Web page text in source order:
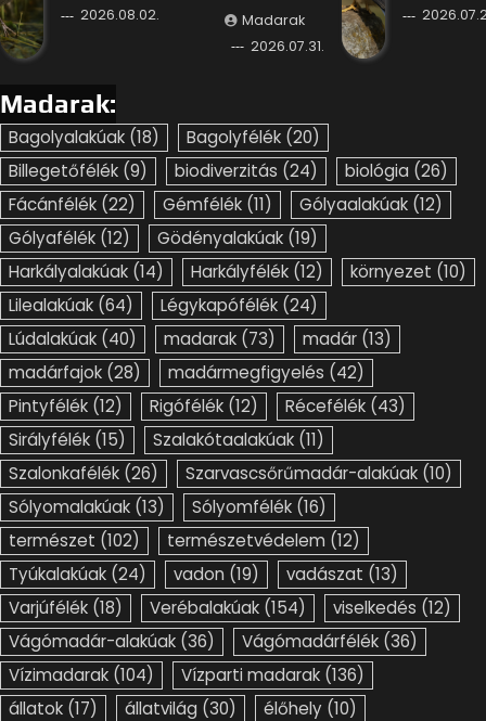
2026.08.02.
Madarak
2026.07.31.
Madarak:
Bagolyalakúak (18) Bagolyfélék (20)
Billegetőfélék (9) biodiverzitás (24) biológia (26)
Fácánfélék (22) Gémfélék (11) Gólyaalakúak (12)
Gólyafélék (12) Gödényalakúak (19)
Harkályalakúak (14) Harkályfélék (12) környezet (10)
Lilealakúak (64) Légykapófélék (24)
Lúdalakúak (40) madarak (73) madár (13)
madárfajok (28) madármegfigyelés (42)
Pintyfélék (12) Rigófélék (12) Récefélék (43)
Sirályfélék (15) Szalakótaalakúak (11)
Szalonkafélék (26) Szarvascsőrűmadár-alakúak (10)
Sólyomalakúak (13) Sólyomfélék (16)
természet (102) természetvédelem (12)
Tyúkalakúak (24) vadon (19) vadászat (13)
Varjúfélék (18) Verébalakúak (154) viselkedés (12)
Vágómadár-alakúak (36) Vágómadárfélék (36)
Vízimadarak (104) Vízparti madarak (136)
állatok (17) állatvilág (30) élőhely (10)